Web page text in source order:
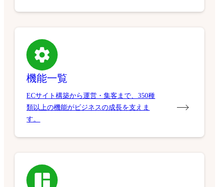
機能一覧
ECサイト構築から運営・集客まで、350種
類以上の機能がビジネスの成長を支えま
す。